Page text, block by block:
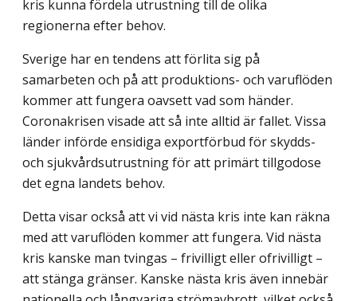
kris kunna fördela utrustning till de olika
regionerna efter behov.
Sverige har en tendens att förlita sig på
samarbeten och på att produktions- och varuflöden
kommer att fungera oavsett vad som händer.
Coronakrisen visade att så inte alltid är fallet. Vissa
länder införde ensidiga exportförbud för skydds-
och sjukvårds­utrustning för att primärt tillgodose
det egna landets behov.
Detta visar också att vi vid nästa kris inte kan räkna
med att varuflöden kommer att fungera. Vid nästa
kris kanske man tvingas – frivilligt eller ofrivilligt –
att stänga gränser. Kanske nästa kris även innebär